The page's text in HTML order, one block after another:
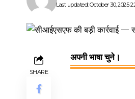
Last updated: October 30, 2025
SHARE
अपनी भाषा चुने।